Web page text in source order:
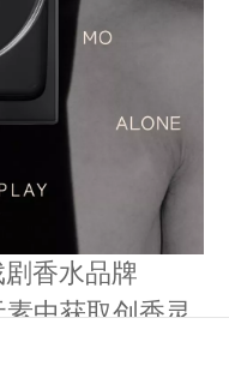
香水品牌
中获取创香灵
造出具风格的